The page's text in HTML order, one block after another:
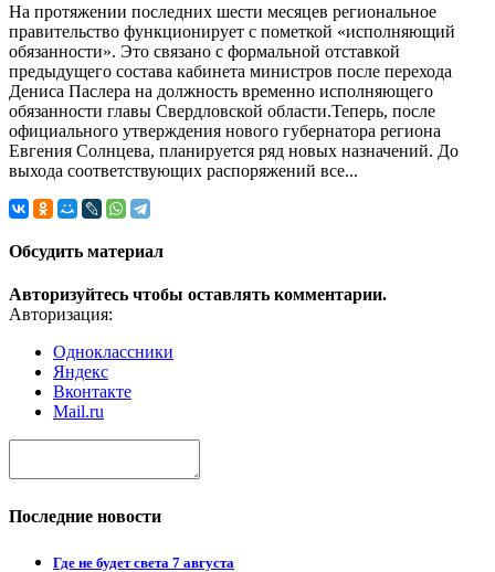
На протяжении последних шести месяцев региональное
правительство функционирует с пометкой «исполняющий
обязанности». Это связано с формальной отставкой
предыдущего состава кабинета министров после перехода
Дениса Паслера на должность временно исполняющего
обязанности главы Свердловской области.Теперь, после
официального утверждения нового губернатора региона
Евгения Солнцева, планируется ряд новых назначений. До
выхода соответствующих распоряжений все...
Обсудить материал
Авторизуйтесь чтобы оставлять комментарии.
Авторизация:
Одноклассники
Яндекс
Вконтакте
Mail.ru
Последние новости
Где не будет света 7 августа